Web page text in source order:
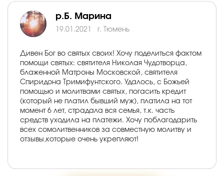
р.Б. Марина
19.01.2021 г. Тюмень
Дивен Бог во святых своих! Хочу поделиться фактом
помощи святых: святителя Николая Чудотворца,
блаженной Матроны Московской, святителя
Спиридона Тримифунтского. Удалось, с Божьей
помощью и молитвами святых, погасить кредит
(который не платил бывший муж), платила на тот
момент 6 лет, страдала вся семья, т.к. часть
средств уходила на платежи. Хочу поблагодарить
всех сомолитвенников за совместную молитву и
отзывы,которые очень укрепляют!